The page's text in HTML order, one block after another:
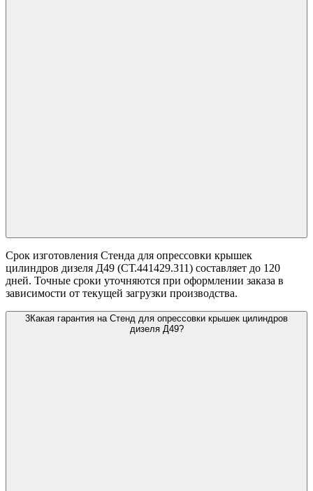
Срок изготовления Стенда для опрессовки крышек
цилиндров дизеля Д49 (СТ.441429.311) составляет до 120
дней. Точные сроки уточняются при оформлении заказа в
зависимости от текущей загрузки производства.
3Какая гарантия на Стенд для опрессовки крышек цилиндров
дизеля Д49?